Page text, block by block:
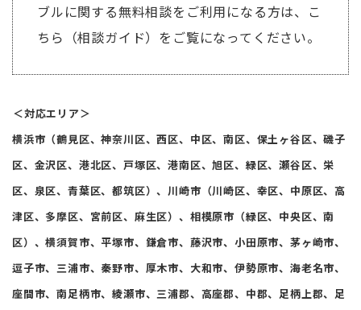
ブルに関する無料相談をご利用になる方は、こ
ちら（相談ガイド）をご覧になってください。
＜対応エリア＞
横浜市（鶴見区、神奈川区、西区、中区、南区、保土ヶ谷区、磯子
区、金沢区、港北区、戸塚区、港南区、旭区、緑区、瀬谷区、栄
区、泉区、青葉区、都筑区）、川崎市（川崎区、幸区、中原区、高
津区、多摩区、宮前区、麻生区）、相模原市（緑区、中央区、南
区）、横須賀市、平塚市、鎌倉市、藤沢市、小田原市、茅ヶ崎市、
逗子市、三浦市、秦野市、厚木市、大和市、伊勢原市、海老名市、
座間市、南足柄市、綾瀬市、三浦郡、高座郡、中郡、足柄上郡、足